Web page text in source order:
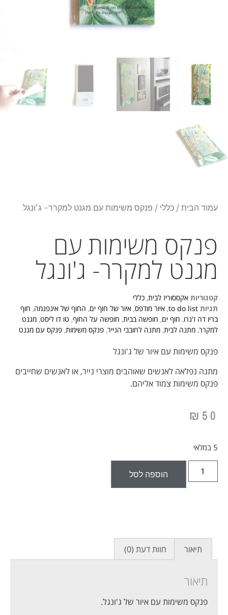
עמוד הבית/ כללי/ פנקס משימות עם מגנט למקרר- ג'ונגל
פנקס משימות עם
מגנט למקרר- ג'ונגל
קטגוריות אקססוריז לבית, כללי
תגיות to do list
, איור מודפס, איור של חוף ים, החוף של אינפנמה, חוף
בריו דה ז'נרו, חוף ים, חופשה בבית, חופשה על החוף, טו דו ליסט, מגנט
למקרר, מתנה לבית, מתנה לחובבי הנייר, פנקס משימות, פנקס עם מגנט
פנקס משימות עם איור של ג'ונגל
מתנה נפלאה לאנשים שאוהבים מוצרי נייר, או לאנשים שחייבים
פנקס משימות צמוד אליהם.
₪50
5 במלאי
הוספה לסל
תיאור חוות דעת (0)
תיאור
פנקס משימות עם איור של ג'ונגל.